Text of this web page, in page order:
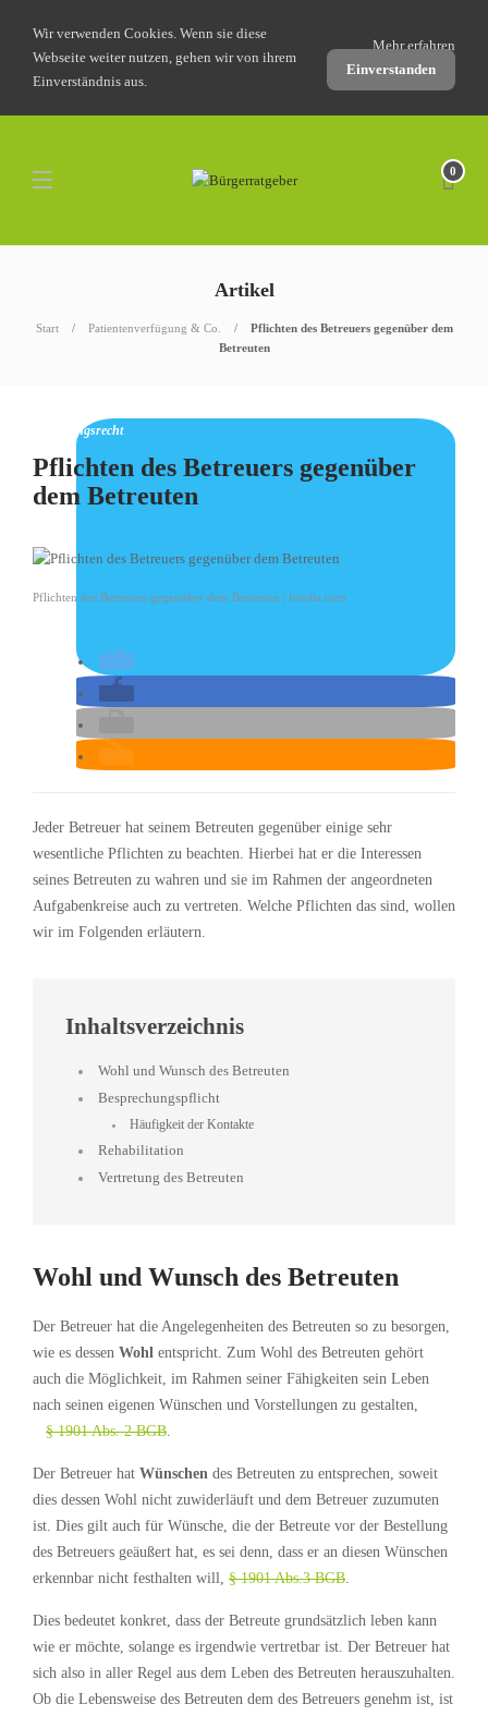
Wir verwenden Cookies. Wenn sie diese
Webseite weiter nutzen, gehen wir von ihrem
Einverständnis aus.
Mehr erfahren
Einverstanden
0
Artikel
Start Patientenverfügung & Co.
Pflichten des Betreuers gegenüber dem
Betreuten
Betreuungsrecht
Pflichten des Betreuers gegenüber
dem Betreuten
Pflichten des Betreuers gegenüber dem Betreuten | fotolia.com
Jeder Betreuer hat seinem Betreuten gegenüber einige sehr
wesentliche Pflichten zu beachten. Hierbei hat er die Interessen
seines Betreuten zu wahren und sie im Rahmen der angeordneten
Aufgabenkreise auch zu vertreten. Welche Pflichten das sind, wollen
wir im Folgenden erläutern.
Inhaltsverzeichnis
Wohl und Wunsch des Betreuten
Besprechungspflicht
Häufigkeit der Kontakte
Rehabilitation
Vertretung des Betreuten
Wohl und Wunsch des Betreuten
Der Betreuer hat die Angelegenheiten des Betreuten so zu besorgen,
wie es dessen Wohl entspricht. Zum Wohl des Betreuten gehört
auch die Möglichkeit, im Rahmen seiner Fähigkeiten sein Leben
nach seinen eigenen Wünschen und Vorstellungen zu gestalten,
§ 1901 Abs. 2 BGB.
Der Betreuer hat Wünschen des Betreuten zu entsprechen, soweit
dies dessen Wohl nicht zuwiderläuft und dem Betreuer zuzumuten
ist. Dies gilt auch für Wünsche, die der Betreute vor der Bestellung
des Betreuers geäußert hat, es sei denn, dass er an diesen Wünschen
erkennbar nicht festhalten will, § 1901 Abs.3 BGB.
Dies bedeutet konkret, dass der Betreute grundsätzlich leben kann
wie er möchte, solange es irgendwie vertretbar ist. Der Betreuer hat
sich also in aller Regel aus dem Leben des Betreuten herauszuhalten.
Ob die Lebensweise des Betreuten dem des Betreuers genehm ist, ist